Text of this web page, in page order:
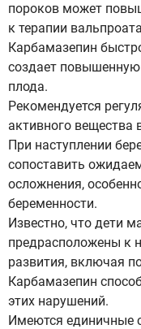
пороков может
к терапии
Карбамазепин
создает
плода.
Рекомендуется
активного вещества
При наступлении
сопоставить
осложнения,
беременности.
Известно, что дети
предрасположены к
развития, включая
Карбамазепин
этих нарушений.
Имеются единичные